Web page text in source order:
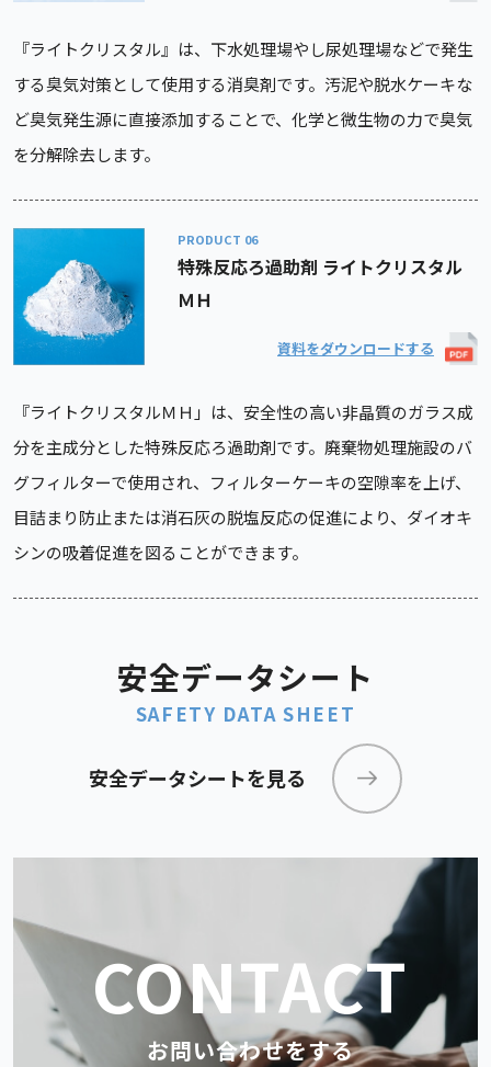
『ライトクリスタル』は、下水処理場やし尿処理場などで発生
する臭気対策として使用する消臭剤です。汚泥や脱水ケーキな
ど臭気発生源に直接添加することで、化学と微生物の力で臭気
を分解除去します。
PRODUCT
特殊反応ろ過助剤 ライトクリスタル
ＭＨ
『ライトクリスタルＭＨ」は、安全性の高い非晶質のガラス成
分を主成分とした特殊反応ろ過助剤です。廃棄物処理施設のバ
グフィルターで使用され、フィルターケーキの空隙率を上げ、
目詰まり防止または消石灰の脱塩反応の促進により、ダイオキ
シンの吸着促進を図ることができます。
資料をダウンロードする
安全データシート
SAFETY DATA SHEET
安全データシートを見る
CONTACT
お問い合わせをする